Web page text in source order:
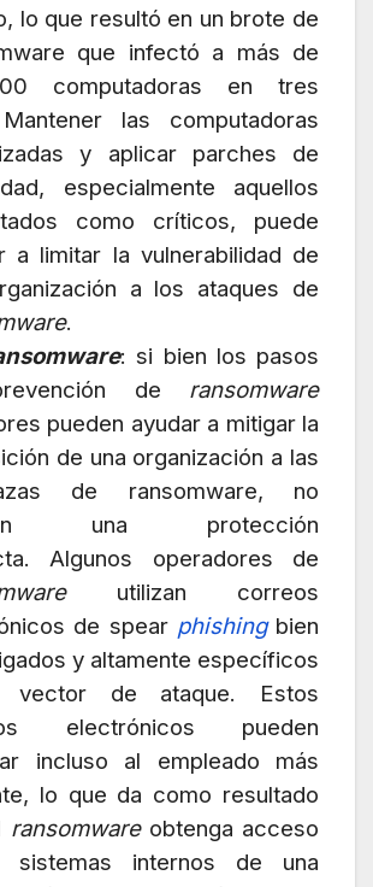
lo que resultó en un brote de
que infectó a más de
computadoras en tres
las computadoras
y aplicar parches de
especialmente aquellos
como críticos, puede
a limitar la vulnerabilidad de
a los ataques de
.
: si bien los pasos
de ransomware
pueden ayudar a mitigar la
de una organización a las
de ransomware, no
una protección
Algunos operadores de
utilizan correos
de spear phishingbien
y altamente específicos
vector de ataque. Estos
electrónicos pueden
incluso al empleado más
lo que da como resultado
ransomwareobtenga acceso
internos de una